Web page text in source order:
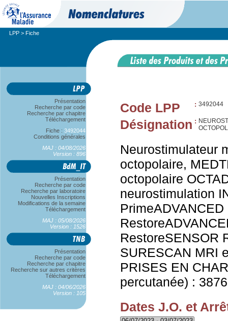
LPP > Fiche
Présentation
Recherche par code
Recherche par chapitre
Téléchargement
Fiche : 3492044
Conditions générales
MAJ : 04/08/2026
Version : 896
Présentation
Recherche par code
Recherche par laboratoire
Nouvelles Inscriptions
Modifications de la semaine
Téléchargement
MAJ : 05/08/2026
Version : 1526
Présentation
Recherche par code
Recherche par chapitre
Recherche sur autres critères
Téléchargement
MAJ : 04/06/2026
Version : 105
Code LPP : 3492044
Désignation :
Neurostimulateur
octopolaire,
octopolaire
neurostimulation
RestoreSENSOR
SURESCAN MRI
PRISES EN
percutanée) :
Dates J.O. et